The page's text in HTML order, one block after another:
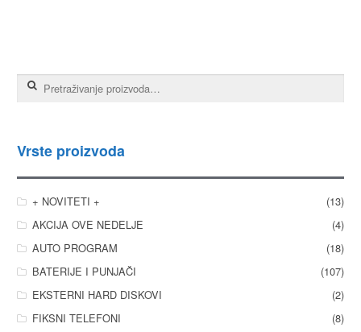
Pretraga za:
Vrste proizvoda
+ NOVITETI +
(13)
AKCIJA OVE NEDELJE
(4)
AUTO PROGRAM
(18)
BATERIJE I PUNJAČI
(107)
EKSTERNI HARD DISKOVI
(2)
FIKSNI TELEFONI
(8)